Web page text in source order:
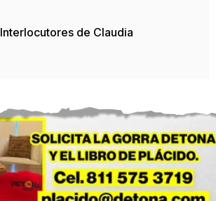
Interlocutores de Claudia